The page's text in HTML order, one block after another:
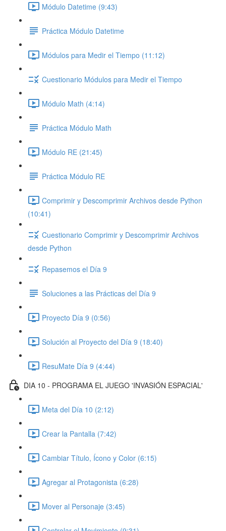
Módulo Datetime (9:43)
Práctica Módulo Datetime
Módulos para Medir el Tiempo (11:12)
Cuestionario Módulos para Medir el Tiempo
Módulo Math (4:14)
Práctica Módulo Math
Módulo RE (21:45)
Práctica Módulo RE
Comprimir y Descomprimir Archivos desde Python
(10:41)
Cuestionario Comprimir y Descomprimir Archivos
desde Python
Repasemos el Día 9
Soluciones a las Prácticas del Día 9
Proyecto Día 9 (0:56)
Solución al Proyecto del Día 9 (18:40)
ResuMate Día 9 (4:44)
DIA 10 - PROGRAMA EL JUEGO 'INVASIÓN ESPACIAL'
Meta del Día 10 (2:12)
Crear la Pantalla (7:42)
Cambiar Título, Ícono y Color (6:15)
Agregar al Protagonista (6:28)
Mover al Personaje (3:45)